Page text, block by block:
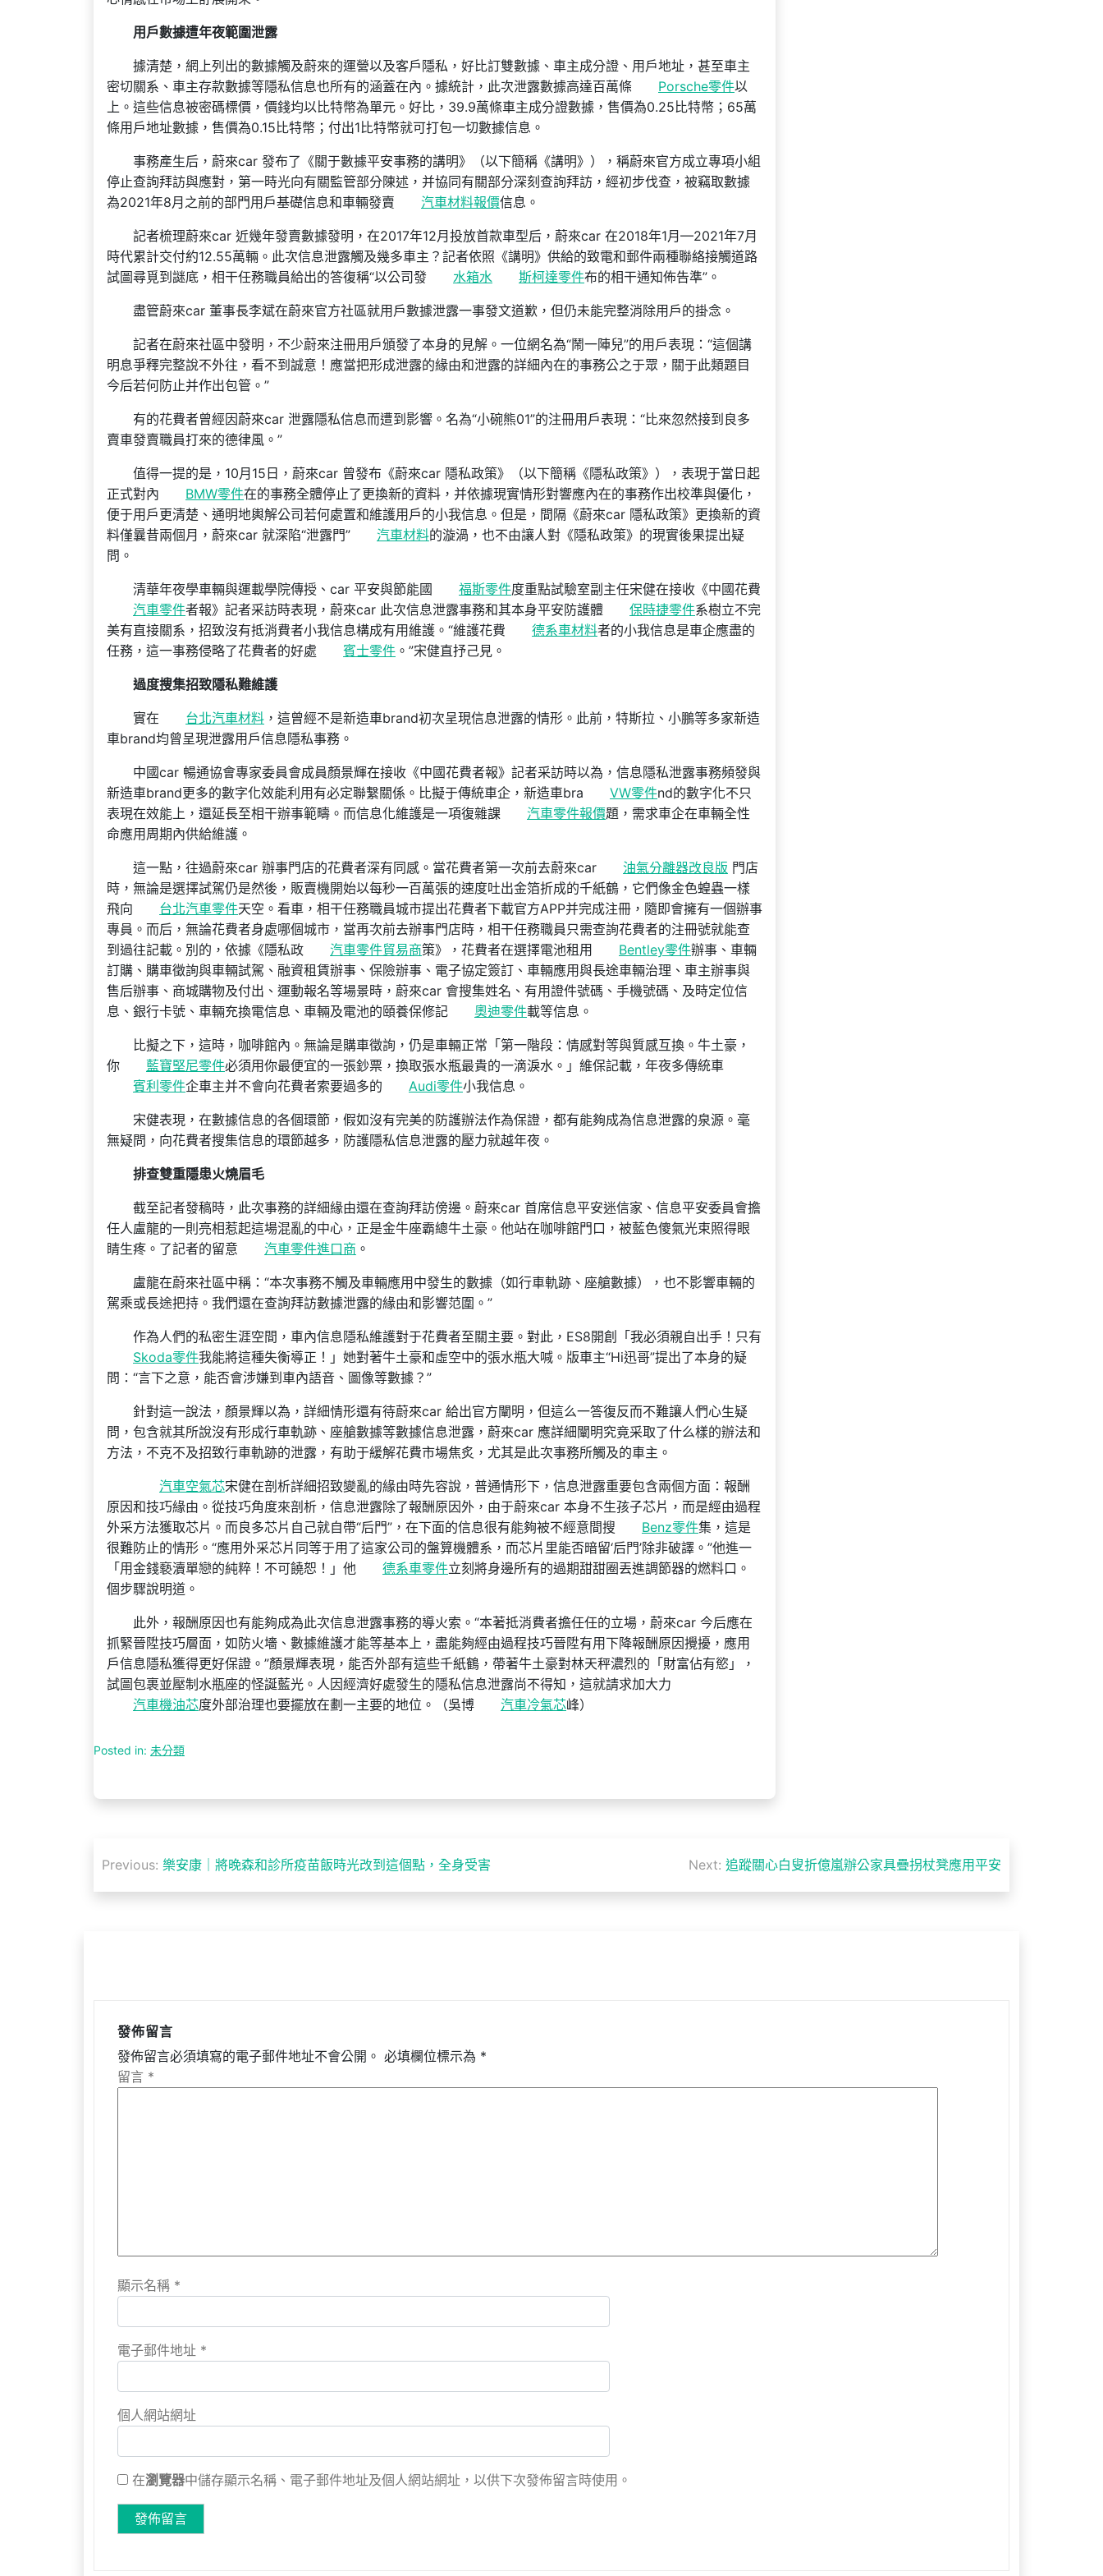
用戶數據遭年夜範圍泄露
據清楚，網上列出的數據觸及蔚來的運營以及客戶隱私，好比訂雙數據、車主成分證、用戶地址，甚至車主
密切關系、車主存款數據等隱私信息也所有的涵蓋在內。據統計，此次泄露數據高達百萬條
Porsche零件以
上。這些信息被密碼標價，價錢均以比特幣為單元。好比，39.9萬條車主成分證數據，售價為0.25比特幣；65萬
條用戶地址數據，售價為0.15比特幣；付出1比特幣就可打包一切數據信息。
事務產生后，蔚來car 發布了《關于數據平安事務的講明》（以下簡稱《講明》），稱蔚來官方成立專項小組
停止查詢拜訪與應對，第一時光向有關監管部分陳述，并協同有關部分深刻查詢拜訪，經初步伐查，被竊取數據
為2021年8月之前的部門用戶基礎信息和車輛發賣
汽車材料報價信息。
記者梳理蔚來car 近幾年發賣數據發明，在2017年12月投放首款車型后，蔚來car 在2018年1月—2021年7月
時代累計交付約12.55萬輛。此次信息泄露觸及幾多車主？記者依照《講明》供給的致電和郵件兩種聯絡接觸道路
試圖尋覓到謎底，相干任務職員給出的答復稱“以公司發
水箱水 斯柯達零件布的相干通知佈告準”。
盡管蔚來car 董事長李斌在蔚來官方社區就用戶數據泄露一事發文道歉，但仍未能完整消除用戶的掛念。
記者在蔚來社區中發明，不少蔚來注冊用戶頒發了本身的見解。一位網名為“鬧一陣兒”的用戶表現：“這個講
明息爭釋完整說不外往，看不到誠意！應當把形成泄露的緣由和泄露的詳細內在的事務公之于眾，關于此類題目
今后若何防止并作出包管。”
有的花費者曾經因蔚來car 泄露隱私信息而遭到影響。名為“小碗熊01”的注冊用戶表現：“比來忽然接到良多
賣車發賣職員打來的德律風。”
值得一提的是，10月15日，蔚來car 曾發布《蔚來car 隱私政策》（以下簡稱《隱私政策》），表現于當日起
正式對內
BMW零件在的事務全體停止了更換新的資料，并依據現實情形對響應內在的事務作出校準與優化，
便于用戶更清楚、通明地輿解公司若何處置和維護用戶的小我信息。但是，間隔《蔚來car 隱私政策》更換新的資
料僅曩昔兩個月，蔚來car 就深陷“泄露門”
汽車材料的漩渦，也不由讓人對《隱私政策》的現實後果提出疑
問。
清華年夜學車輛與運載學院傳授、car 平安與節能國 福斯零件度重點試驗室副主任宋健在接收《中國花費
汽車零件者報》記者采訪時表現，蔚來car 此次信息泄露事務和其本身平安防護體 保時捷零件系樹立不完
美有直接關系，招致沒有抵消費者小我信息構成有用維護。“維護花費
德系車材料者的小我信息是車企應盡的
任務，這一事務侵略了花費者的好處
賓士零件 。”宋健直抒己見。
過度搜集招致隱私難維護
實在 台北汽車材料 ，這曾經不是新造車brand初次呈現信息泄露的情形。此前，特斯拉、小鵬等多家新造
車brand均曾呈現泄露用戶信息隱私事務。
中國car 暢通協會專家委員會成員顏景輝在接收《中國花費者報》記者采訪時以為，信息隱私泄露事務頻發與
新造車brand更多的數字化效能利用有必定聯繫關係。比擬于傳統車企，新造車bra
VW零件nd的數字化不只
表現在效能上，還延長至相干辦事範疇。而信息化維護是一項復雜課
汽車零件報價題，需求車企在車輛全性
命應用周期內供給維護。
這一點，往過蔚來car 辦事門店的花費者深有同感。當花費者第一次前去蔚來car 油氣分離器改良版 門店
時，無論是選擇試駕仍是然後，販賣機開始以每秒一百萬張的速度吐出金箔折成的千紙鶴，它們像金色蝗蟲一樣
飛向
台北汽車零件天空。看車，相干任務職員城市提出花費者下載官方APP并完成注冊，隨即會擁有一個辦事
專員。而后，無論花費者身處哪個城市，當再次前去辦事門店時，相干任務職員只需查詢花費者的注冊號就能查
到過往記載。別的，依據《隱私政
汽車零件貿易商策》，花費者在選擇電池租用 Bentley零件辦事、車輛
訂購、購車徵詢與車輛試駕、融資租賃辦事、保險辦事、電子協定簽訂、車輛應用與長途車輛治理、車主辦事與
售后辦事、商城購物及付出、運動報名等場景時，蔚來car 會搜集姓名、有用證件號碼、手機號碼、及時定位信
息、銀行卡號、車輛充換電信息、車輛及電池的頤養保修記
奧迪零件載等信息。
比擬之下，這時，咖啡館內。無論是購車徵詢，仍是車輛正常「第一階段：情感對等與質感互換。牛土豪，
你
藍寶堅尼零件必須用你最便宜的一張鈔票，換取張水瓶最貴的一滴淚水。」維保記載，年夜多傳統車
賓利零件企車主并不會向花費者索要過多的 Audi零件小我信息。
宋健表現，在數據信息的各個環節，假如沒有完美的防護辦法作為保證，都有能夠成為信息泄露的泉源。毫
無疑問，向花費者搜集信息的環節越多，防護隱私信息泄露的壓力就越年夜。
排查雙重隱患火燒眉毛
截至記者發稿時，此次事務的詳細緣由還在查詢拜訪傍邊。蔚來car 首席信息平安迷信家、信息平安委員會擔
任人盧龍的一則亮相惹起這場混亂的中心，正是金牛座霸總牛土豪。他站在咖啡館門口，被藍色傻氣光束照得眼
睛生疼。了記者的留意
汽車零件進口商 。
盧龍在蔚來社區中稱：“本次事務不觸及車輛應用中發生的數據（如行車軌跡、座艙數據），也不影響車輛的
駕乘或長途把持。我們還在查詢拜訪數據泄露的緣由和影響范圍。”
作為人們的私密生涯空間，車內信息隱私維護對于花費者至關主要。對此，ES8開創「我必須親自出手！只有
Skoda零件我能將這種失衡導正！」她對著牛土豪和虛空中的張水瓶大喊。版車主“Hi迅哥”提出了本身的疑
問：“言下之意，能否會涉嫌到車內語音、圖像等數據？”
針對這一說法，顏景輝以為，詳細情形還有待蔚來car 給出官方闡明，但這么一答復反而不難讓人們心生疑
問，包含就其所說沒有形成行車軌跡、座艙數據等數據信息泄露，蔚來car 應詳細闡明究竟采取了什么樣的辦法和
方法，不克不及招致行車軌跡的泄露，有助于緩解花費市場焦炙，尤其是此次事務所觸及的車主。
汽車空氣芯宋健在剖析詳細招致變亂的緣由時先容說，普通情形下，信息泄露重要包含兩個方面：報酬
原因和技巧緣由。從技巧角度來剖析，信息泄露除了報酬原因外，由于蔚來car 本身不生孩子芯片，而是經由過程
外采方法獲取芯片。而良多芯片自己就自帶“后門”，在下面的信息很有能夠被不經意間搜
Benz零件集，這是
很難防止的情形。“應用外采芯片同等于用了這家公司的盤算機體系，而芯片里能否暗留‘后門’除非破譯。”他進一
「用金錢褻瀆單戀的純粹！不可饒恕！」他
德系車零件立刻將身邊所有的過期甜甜圈丟進調節器的燃料口。
個步驟說明道。
此外，報酬原因也有能夠成為此次信息泄露事務的導火索。“本著抵消費者擔任任的立場，蔚來car 今后應在
抓緊晉陞技巧層面，如防火墻、數據維護才能等基本上，盡能夠經由過程技巧晉陞有用下降報酬原因攪擾，應用
戶信息隱私獲得更好保證。”顏景輝表現，能否外部有這些千紙鶴，帶著牛土豪對林天秤濃烈的「財富佔有慾」，
試圖包裹並壓制水瓶座的怪誕藍光。人因經濟好處發生的隱私信息泄露尚不得知，這就請求加大力
汽車機油芯度外部治理也要擺放在劃一主要的地位。（吳博 汽車冷氣芯峰）
Posted in: 未分類
文
章
Previous: 樂安康｜將晚森和診所疫苗飯時光改到這個點，全身受害 Next: 追蹤關心白叟折億嵐辦公家具疊拐杖凳應用平安
發佈留言
發佈留言必須填寫的電子郵件地址不會公開。 必填欄位標示為 *
留言 *
顯示名稱 *
電子郵件地址 *
個人網站網址
在瀏覽器中儲存顯示名稱、電子郵件地址及個人網站網址，以供下次發佈留言時使用。